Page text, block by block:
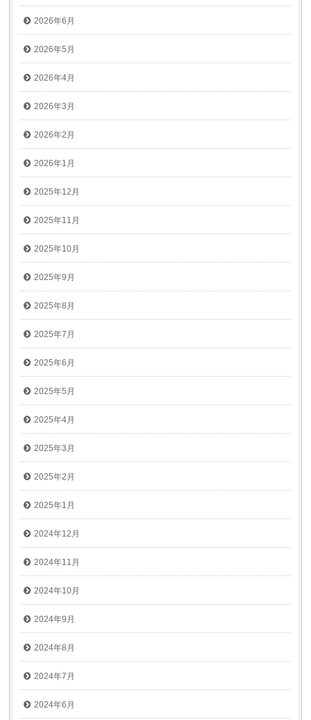
2026年6月
2026年5月
2026年4月
2026年3月
2026年2月
2026年1月
2025年12月
2025年11月
2025年10月
2025年9月
2025年8月
2025年7月
2025年6月
2025年5月
2025年4月
2025年3月
2025年2月
2025年1月
2024年12月
2024年11月
2024年10月
2024年9月
2024年8月
2024年7月
2024年6月